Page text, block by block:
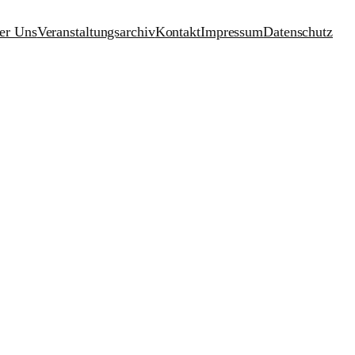
UnsVeranstaltungsarchivKontaktImpressumDatenschutz